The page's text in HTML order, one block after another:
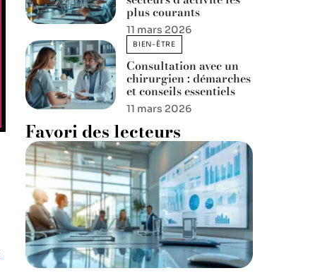
plus courants
11 mars 2026
BIEN-ÊTRE
Consultation avec un
chirurgien : démarches
et conseils essentiels
11 mars 2026
Favori des lecteurs